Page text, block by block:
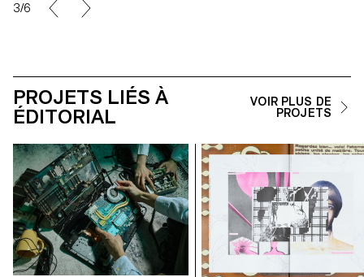
3/6
PROJETS LIÉS À
ÉDITORIAL
VOIR PLUS DE
PROJETS